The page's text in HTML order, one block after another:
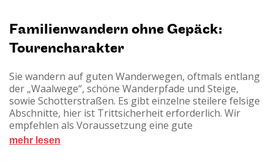
Wanderfüße nicht zu weitläufig wird, ist an Tag drei
und vier unter anderem ein Fahrt mit der
Vinschgaubahn geplant. In Naturns und Partschnis bis
den Weg. Und dann heißt es nur noch: Badehose oder
Bikini an und rauf auf die Wasserrutsche!
Familienwandern ohne Gepäck:
Tourencharakter
Sie wandern auf guten Wanderwegen, oftmals entlang
der „Waalwege“, schöne Wanderpfade und Steige,
sowie Schotterstraßen. Es gibt einzelne steilere felsige
Abschnitte, hier ist Trittsicherheit erforderlich. Wir
empfehlen als Voraussetzung eine gute
Grundkondition und Wandererfahrung. Kinder sollten
es gewohnt sein, 3 bis 5 Stunden am Stück zu
mehr lesen